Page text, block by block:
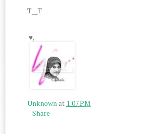
T__T
♥,
Unknownat 1:07 PM
Share